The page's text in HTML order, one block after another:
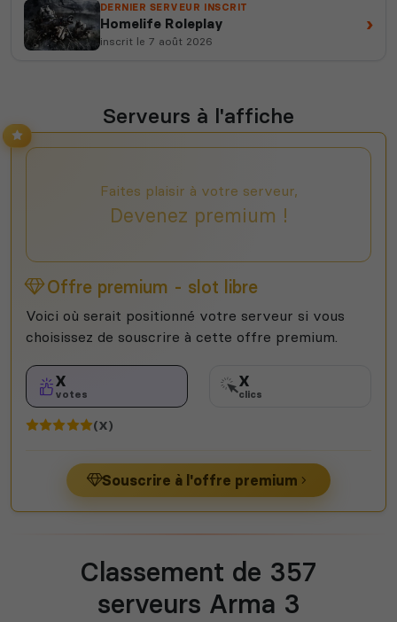
DERNIER SERVEUR INSCRIT
Homelife Roleplay
inscrit le 7 août 2026
›
Serveurs à l'affiche
Faites plaisir à votre serveur,
Devenez premium !
Offre premium - slot libre
Voici où serait positionné votre serveur si vous
choisissez de souscrire à cette offre premium.
X
votes
X
clics
(X)
Souscrire à l'offre premium
Classement de 357
serveurs Arma 3